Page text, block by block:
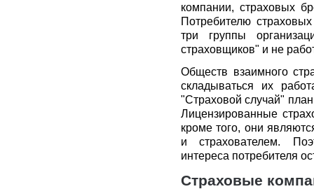
компании, страховых
Потребителю
три группы
страховщиков" и не
Обществ взаимного
складываться их
"Страховой случай"
Лицензированные
кроме того, они
и страхователем.
интереса потребителя
Страховые